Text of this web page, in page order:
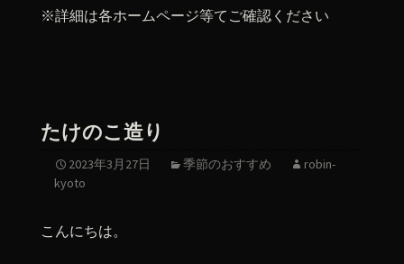
※詳細は各ホームページ等てご確認ください
たけのこ造り
2023年3月27日 季節のおすすめ
robin-
kyoto
こんにちは。